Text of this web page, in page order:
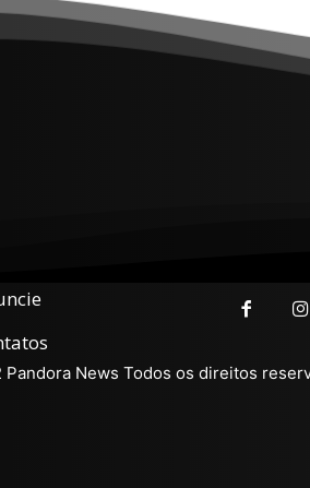
News Todos os direitos